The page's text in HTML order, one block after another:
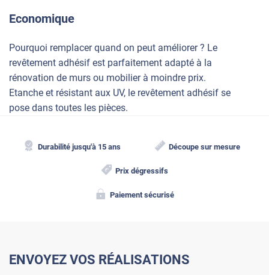
Economique
Pourquoi remplacer quand on peut améliorer ? Le
revêtement adhésif est parfaitement adapté à la
rénovation de murs ou mobilier à moindre prix.
Etanche et résistant aux UV, le revêtement adhésif se
pose dans toutes les pièces.
Durabilité jusqu'à 15 ans Découpe sur mesure
Prix dégressifs
Paiement sécurisé
ENVOYEZ VOS RÉALISATIONS